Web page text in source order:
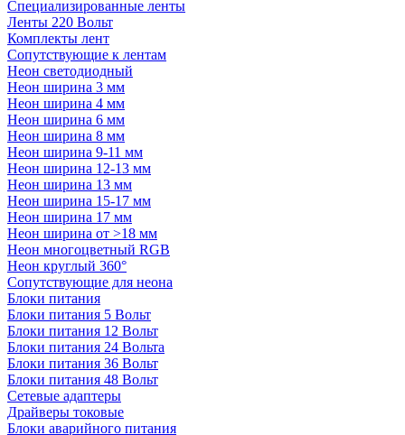
Специализированные ленты
Ленты 220 Вольт
Комплекты лент
Сопутствующие к лентам
Неон светодиодный
Неон ширина 3 мм
Неон ширина 4 мм
Неон ширина 6 мм
Неон ширина 8 мм
Неон ширина 9-11 мм
Неон ширина 12-13 мм
Неон ширина 13 мм
Неон ширина 15-17 мм
Неон ширина 17 мм
Неон ширина от >18 мм
Неон многоцветный RGB
Неон круглый 360°
Сопутствующие для неона
Блоки питания
Блоки питания 5 Вольт
Блоки питания 12 Вольт
Блоки питания 24 Вольта
Блоки питания 36 Вольт
Блоки питания 48 Вольт
Сетевые адаптеры
Драйверы токовые
Блоки аварийного питания